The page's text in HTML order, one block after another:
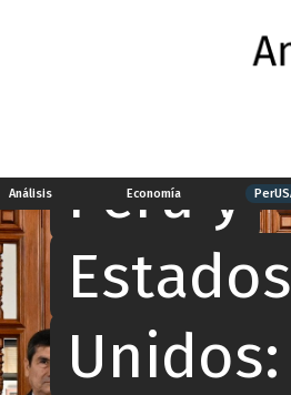
Análisis Economía
Perú y
Estados